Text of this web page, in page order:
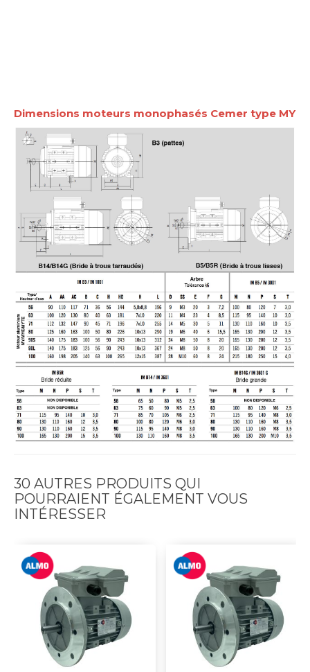
Dimensions moteurs monophasés Cemer type MY
30 AUTRES PRODUITS QUI
POURRAIENT ÉGALEMENT VOUS
INTÉRESSER